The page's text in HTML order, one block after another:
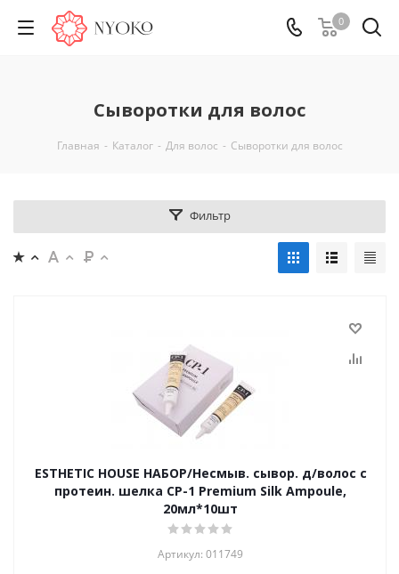
0
Сыворотки для волос
Главная - Каталог - Для волос - Сыворотки для волос
Фильтр
ESTHETIC HOUSE НАБОР/Несмыв. сывор. д/волос с
протеин. шелка CP-1 Premium Silk Ampoule,
20мл*10шт
Артикул: 011749